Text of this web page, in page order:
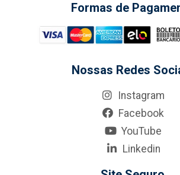
Formas de
Nossas Redes
Instagram
Facebook
YouTube
Linkedin